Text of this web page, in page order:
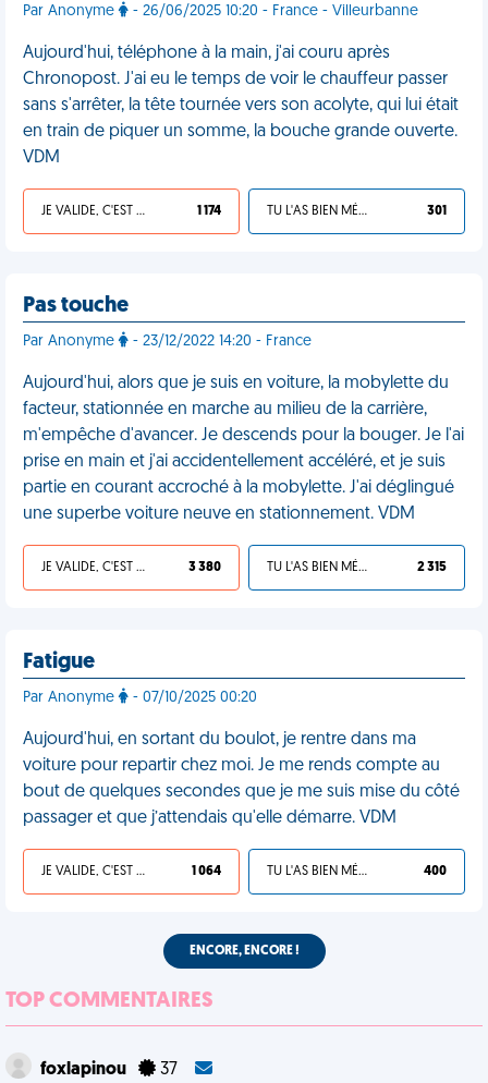
Par Anonyme - 26/06/2025 10:20 - France - Villeurbanne
Aujourd'hui, téléphone à la main, j'ai couru après
Chronopost. J'ai eu le temps de voir le chauffeur passer
sans s'arrêter, la tête tournée vers son acolyte, qui lui était
en train de piquer un somme, la bouche grande ouverte.
VDM
JE VALIDE, C'EST UNE VDM 1 174 TU L'AS BIEN MÉRITÉ 301
Pas touche
Par Anonyme - 23/12/2022 14:20 - France
Aujourd'hui, alors que je suis en voiture, la mobylette du
facteur, stationnée en marche au milieu de la carrière,
m'empêche d'avancer. Je descends pour la bouger. Je l'ai
prise en main et j'ai accidentellement accéléré, et je suis
partie en courant accroché à la mobylette. J'ai déglingué
une superbe voiture neuve en stationnement. VDM
JE VALIDE, C'EST UNE VDM 3 380 TU L'AS BIEN MÉRITÉ 2 315
Fatigue
Par Anonyme - 07/10/2025 00:20
Aujourd'hui, en sortant du boulot, je rentre dans ma
voiture pour repartir chez moi. Je me rends compte au
bout de quelques secondes que je me suis mise du côté
passager et que j’attendais qu'elle démarre. VDM
JE VALIDE, C'EST UNE VDM 1 064 TU L'AS BIEN MÉRITÉ 400
ENCORE, ENCORE !
TOP COMMENTAIRES
foxlapinou 37